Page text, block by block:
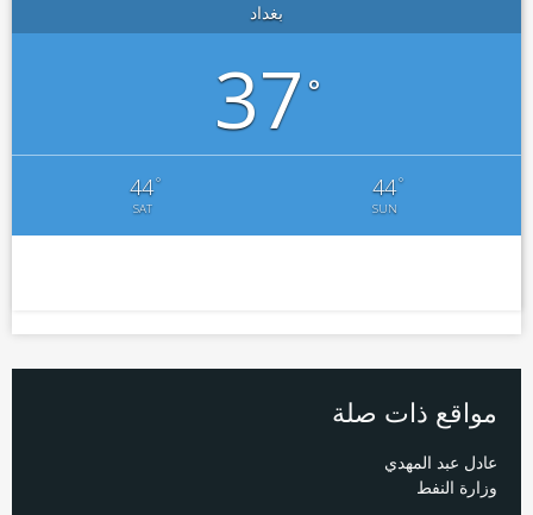
بغداد
37°
44°
SAT
44°
SUN
مواقع ذات صلة
عادل عبد المهدي
وزارة النفط